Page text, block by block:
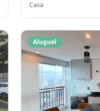
Casa
Aluguel